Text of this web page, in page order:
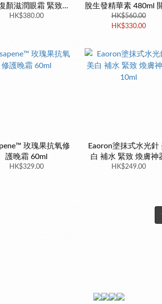
顏滋潤眼霜 緊致抗
皺補水 15g
HK$380.00
脫生發精華素 480ml
後6個月內用完
HK$560.00
HK$330.00
玫瑰果抗氧修
護晚霜 60ml
HK$329.00
Eaoron塗抹式水光針
白 補水 緊致 煥膚神
10ml
HK$249.00